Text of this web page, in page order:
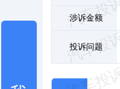
涉诉金额
投诉问题